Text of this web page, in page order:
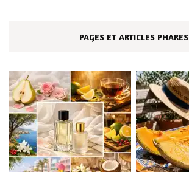
PAGES ET ARTICLES PHARES